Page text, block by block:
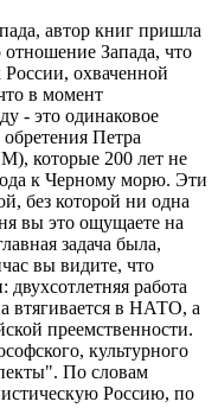
автор книг пришла
Запада, что
охваченной
в момент
- это одинаковое
Петра
которые 200 лет не
к Черному морю. Эти
без которой ни одна
вы это ощущаете на
задача была,
вы видите, что
работа
втягивается в НАТО, а
преемственности.
культурного
По словам
Россию, по